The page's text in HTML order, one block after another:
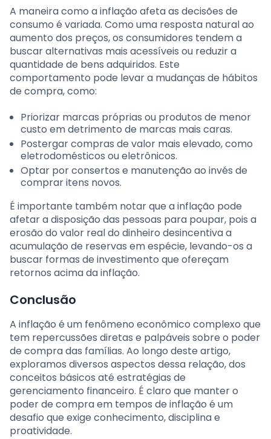
A maneira como a inflação afeta as decisões de
consumo é variada. Como uma resposta natural ao
aumento dos preços, os consumidores tendem a
buscar alternativas mais acessíveis ou reduzir a
quantidade de bens adquiridos. Este
comportamento pode levar a mudanças de hábitos
de compra, como:
Priorizar marcas próprias ou produtos de menor
custo em detrimento de marcas mais caras.
Postergar compras de valor mais elevado, como
eletrodomésticos ou eletrônicos.
Optar por consertos e manutenção ao invés de
comprar itens novos.
É importante também notar que a inflação pode
afetar a disposição das pessoas para poupar, pois a
erosão do valor real do dinheiro desincentiva a
acumulação de reservas em espécie, levando-os a
buscar formas de investimento que ofereçam
retornos acima da inflação.
Conclusão
A inflação é um fenômeno econômico complexo que
tem repercussões diretas e palpáveis sobre o poder
de compra das famílias. Ao longo deste artigo,
exploramos diversos aspectos dessa relação, dos
conceitos básicos até estratégias de
gerenciamento financeiro. É claro que manter o
poder de compra em tempos de inflação é um
desafio que exige conhecimento, disciplina e
proatividade.